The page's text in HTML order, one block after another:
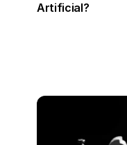
Artificial?